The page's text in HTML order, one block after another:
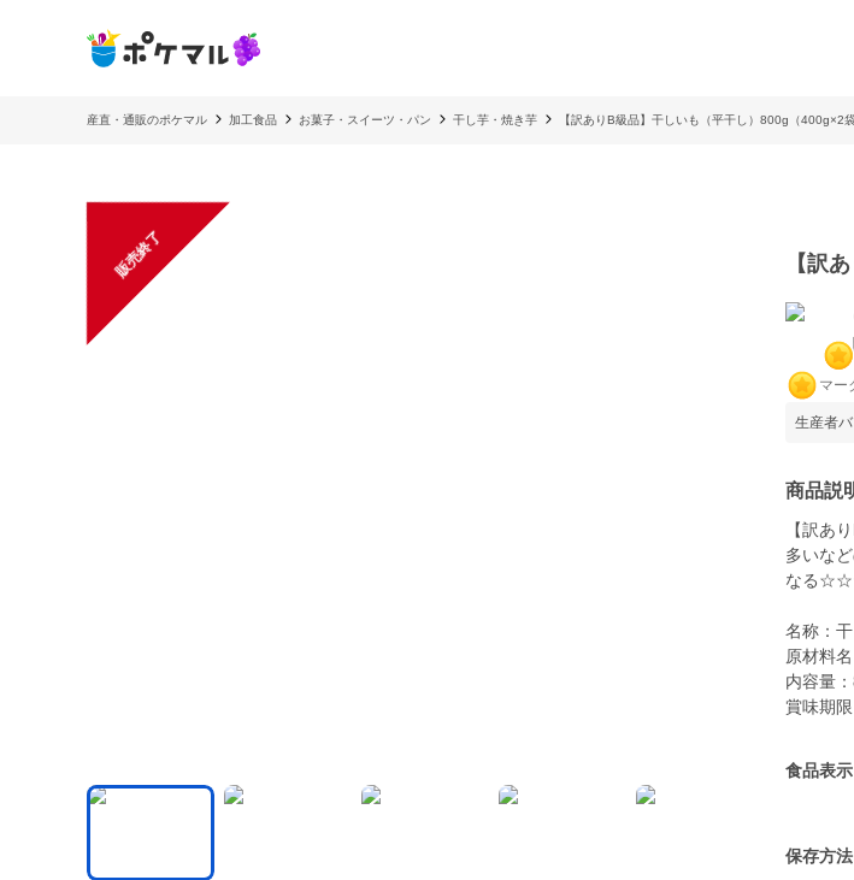
産直・通販のポケマル 加工食品 お菓子・スイーツ・パン 干し芋・焼き芋 【訳ありB級品】干しいも（平干し）800g（400g×2袋
販売終了 【訳
マー
生産者
商品説
【訳あ
多いな
なる
名称：
原材料
内容量
食品表示
保存方法